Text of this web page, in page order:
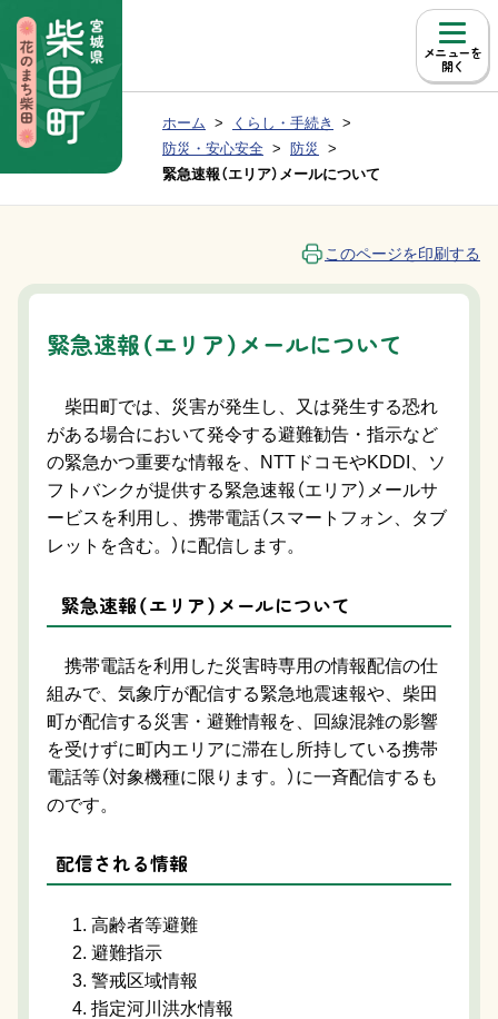
メニュー
Group NAV BreadCrumb
現在位置：
ホーム
くらし・手続き
防災・安心安全
防災
緊急速報（エリア）メールについて
このページを印刷する
緊急速報（エリア）メールについて
柴田町では、災害が発生し、又は発生する恐れ
がある場合において発令する避難勧告・指示など
の緊急かつ重要な情報を、NTTドコモやKDDI、ソ
フトバンクが提供する緊急速報（エリア）メールサ
ービスを利用し、携帯電話（スマートフォン、タブ
レットを含む。）に配信します。
緊急速報（エリア）メールについて
携帯電話を利用した災害時専用の情報配信の仕
組みで、気象庁が配信する緊急地震速報や、柴田
町が配信する災害・避難情報を、回線混雑の影響
を受けずに町内エリアに滞在し所持している携帯
電話等（対象機種に限ります。）に一斉配信するも
のです。
配信される情報
高齢者等避難
避難指示
警戒区域情報
指定河川洪水情報